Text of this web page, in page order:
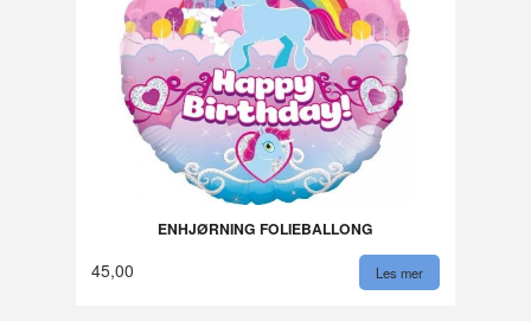
ENHJØRNING FOLIEBALLONG
45,00 Les mer